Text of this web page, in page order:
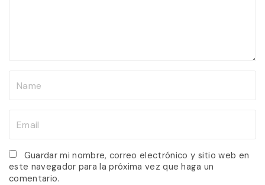
*
a
i
Guardar mi nombre, correo electrónico y sitio web en
este navegador para la próxima vez que haga un
comentario.